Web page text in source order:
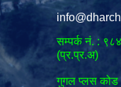
सम्पर्क नं. :
(प्र.प्र.अ)
गुगल प्लस कोड